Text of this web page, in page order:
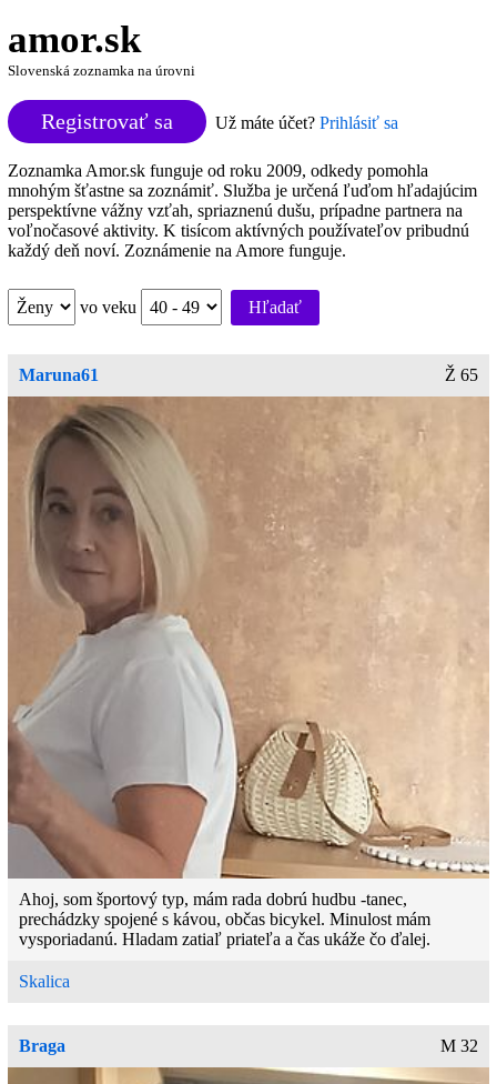
amor.sk
Slovenská zoznamka na úrovni
Registrovať sa Už máte účet?Prihlásiť sa
Zoznamka Amor.sk funguje od roku 2009, odkedy pomohla
mnohým šťastne sa zoznámiť. Služba je určená ľuďom hľadajúcim
perspektívne vážny vzťah, spriaznenú dušu, prípadne partnera na
voľnočasové aktivity. K tisícom aktívných používateľov pribudnú
každý deň noví. Zoznámenie na Amore funguje.
vo veku Hľadať
Maruna61 Ž 65
Ahoj, som športový typ, mám rada dobrú hudbu -tanec,
prechádzky spojené s kávou, občas bicykel. Minulost mám
vysporiadanú. Hladam zatiaľ priateľa a čas ukáže čo ďalej.
Skalica
Braga M 32